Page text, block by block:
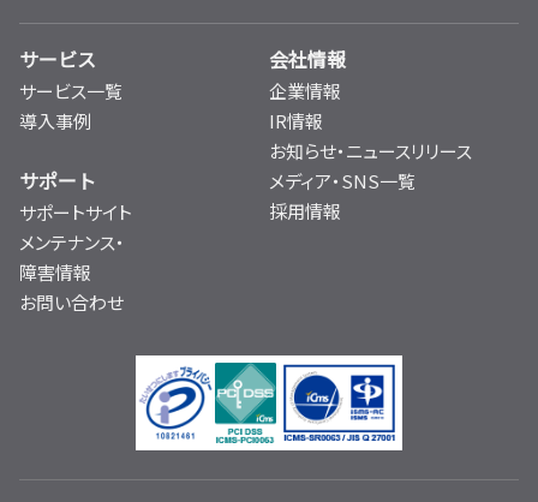
サービス
サービス一覧
導入事例
サポート
サポートサイト
メンテナンス・
障害情報
お問い合わせ
会社情報
企業情報
IR情報
お知らせ・ニュースリリース
メディア・SNS一覧
採用情報